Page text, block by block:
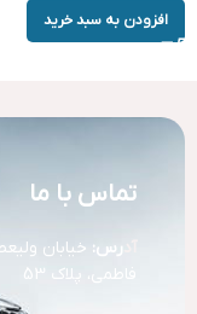
افزودن به سبد خرید
تماس با ما
رس: خیابان
فاطمی، پلاک 53